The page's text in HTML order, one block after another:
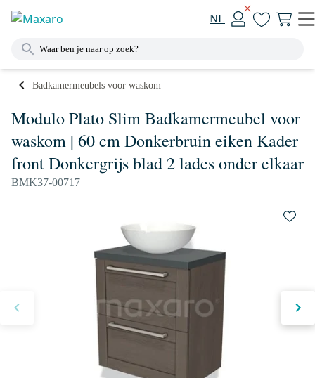
NL
Badkamermeubels voor waskom
Modulo Plato Slim Badkamermeubel voor
waskom | 60 cm Donkerbruin eiken Kader
front Donkergrijs blad 2 lades onder elkaar
BMK37-00717